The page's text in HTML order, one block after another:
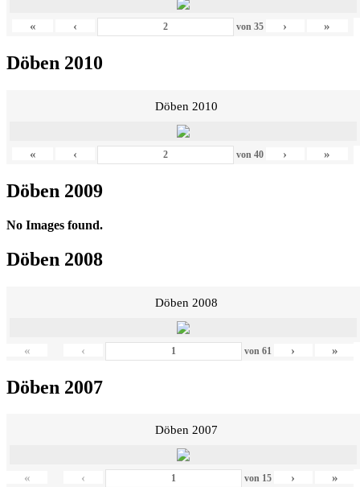
« ‹ von 35 › »
Döben 2010
Döben 2010
« ‹ von 40 › »
Döben 2009
No Images found.
Döben 2008
Döben 2008
« ‹ von 61 › »
Döben 2007
Döben 2007
« ‹ von 15 › »